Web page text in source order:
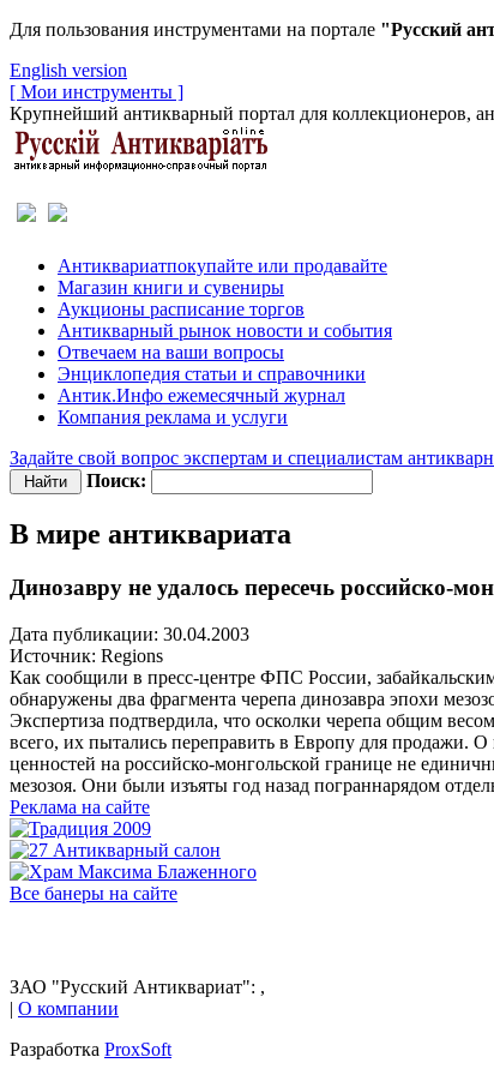
Для пользования инструментами на портале "Русский
English version
[ Мои инструменты ]
Крупнейший антикварный портал для коллекционеров,
Антиквариатпокупайте или продавайте
Магазин книги и сувениры
Аукционы расписание торгов
Антикварный рынок новости и события
Отвечаем на ваши вопросы
Энциклопедия статьи и справочники
Антик.Инфо ежемесячный журнал
Компания реклама и услуги
Задайте свой вопрос экспертам и специалистам
Поиск:
В мире антиквариата
Динозавру не удалось пересечь российско-
Дата публикации: 30.04.2003
Источник: Regions
Как сообщили в пресс-центре ФПС России,
обнаружены два фрагмента черепа динозавра эпохи
Экспертиза подтвердила, что осколки черепа общим
всего, их пытались переправить в Европу для продажи.
ценностей на российско-монгольской границе не
мезозоя. Они были изъяты год назад пограннарядом
Реклама на сайте
Все банеры на сайте
ЗАО "Русский Антиквариат": ,
| О компании
Разработка ProxSoft